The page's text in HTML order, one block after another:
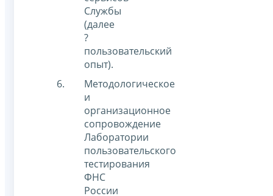
Службы
(далее
?
пользовательский
опыт).
Методологическое
и
организационное
сопровождение
Лаборатории
пользовательского
тестирования
ФНС
России